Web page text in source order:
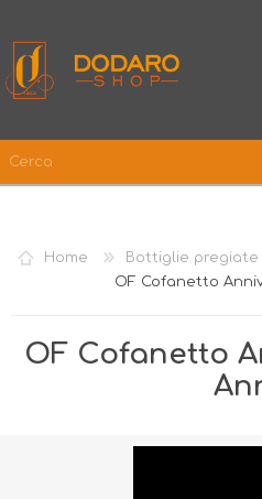
LISTA DEI DESIDERI
Home Bottiglie pregiate
OF Cofanetto
OF Cofanetto